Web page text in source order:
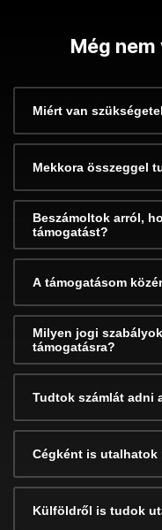
Még
Miért van
Mekkora összeggel
Beszámoltok arról,
támogatást?
A támogatásom
Milyen jogi
támogatásra?
Tudtok számlát adni
Cégként is utalhatok
Külföldről is tudok